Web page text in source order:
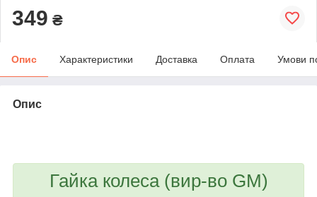
349 ₴
Опис Характеристики Доставка Оплата Умови
Опис
Гайка колеса (вир-во GM)